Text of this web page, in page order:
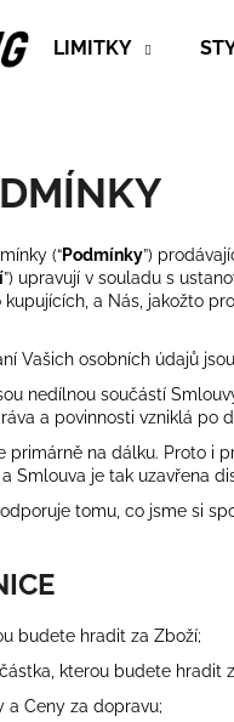
LIMITKY
(“Podmínky”)
”) upravují v souladu s
a Nás, jakožto
Vašich osobních údajů
nedílnou součástí
a povinnosti vzniklá po
primárně na dálku. Proto i
Smlouva je tak uzavřena
tomu, co jsme si
budete hradit za Zboží;
kterou budete hradit
a Ceny za dopravu;